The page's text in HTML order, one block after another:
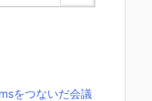
をつないだ会議